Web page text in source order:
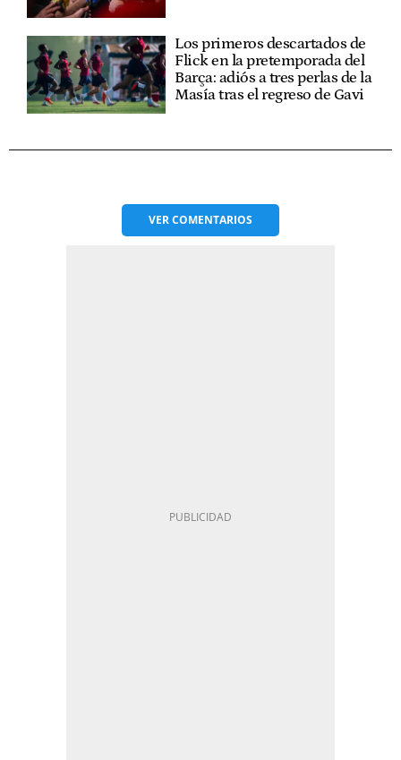
Los primeros descartados de
Flick en la pretemporada del
Barça: adiós a tres perlas de la
Masía tras el regreso de Gavi
VERCOMENTARIOS